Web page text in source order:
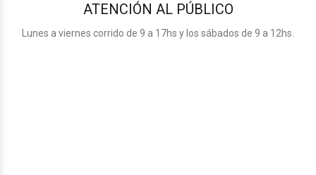
ATENCIÓN AL PÚBLICO
Lunes a viernes corrido de 9 a 17hs y los sábados de 9 a 12hs.